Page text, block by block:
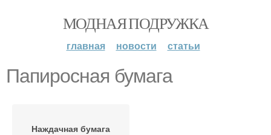
МОДНАЯ ПОДРУЖКА
главная новости статьи
Папиросная бумага
Наждачная бумага